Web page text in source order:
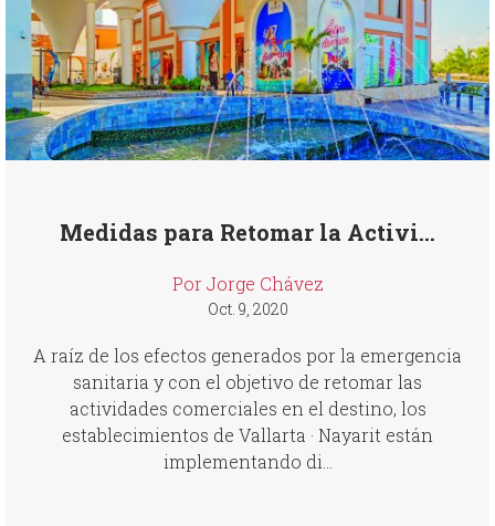
Medidas para Retomar la Activi...
Por Jorge Chávez
Oct. 9, 2020
A raíz de los efectos generados por la emergencia
sanitaria y con el objetivo de retomar las
actividades comerciales en el destino, los
establecimientos de Vallarta · Nayarit están
implementando di...